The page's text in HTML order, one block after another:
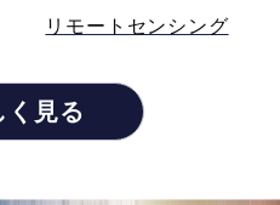
リモートセンシング
く見る